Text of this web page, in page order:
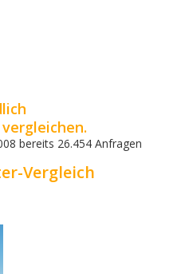
bereits 26.454 Anfragen
Vergleich